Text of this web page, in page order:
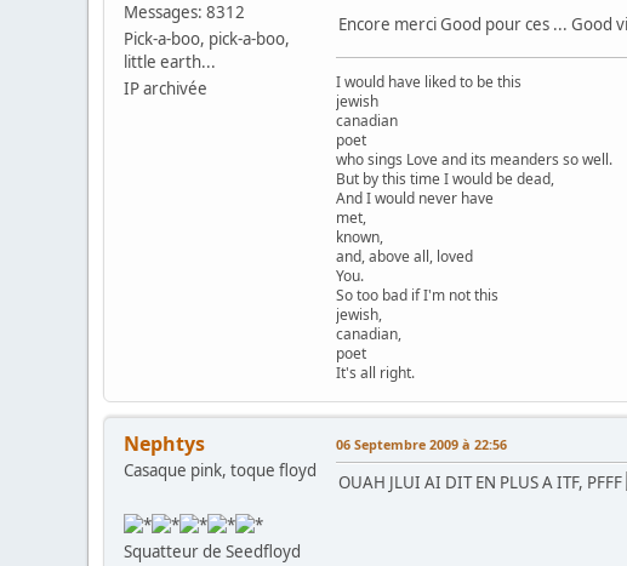
Messages: 8312
Pick-a-boo, pick-a-boo,
little earth...
IP archivée
Encore merci Good pour ces ... Good
I would have liked to be this
jewish
canadian
poet
who sings Love and its meanders so well.
But by this time I would be dead,
And I would never have
met,
known,
and, above all, loved
You.
So too bad if I'm not this
jewish,
canadian,
poet
It's all right.
Nephtys
Casaque pink, toque floyd
Squatteur de Seedfloyd
06 Septembre 2009 à 22:56
OUAH JLUI AI DIT EN PLUS A ITF, PFFF